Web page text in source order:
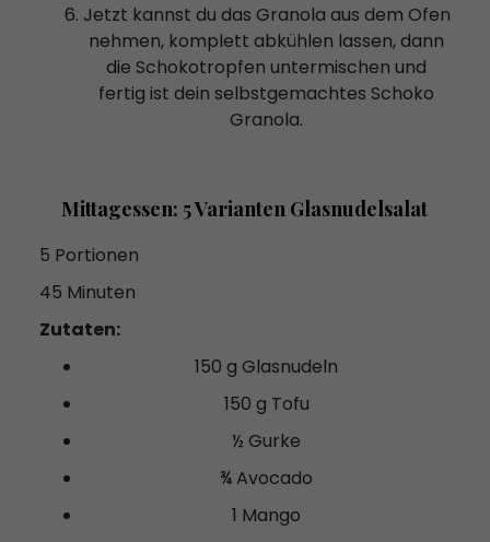
Jetzt kannst du das Granola aus dem Ofen
nehmen, komplett abkühlen lassen, dann
die Schokotropfen untermischen und
fertig ist dein selbstgemachtes Schoko
Granola.
Mittagessen: 5 Varianten Glasnudelsalat
5 Portionen
45 Minuten
Zutaten:
150 g Glasnudeln
150 g Tofu
½ Gurke
¾ Avocado
1 Mango